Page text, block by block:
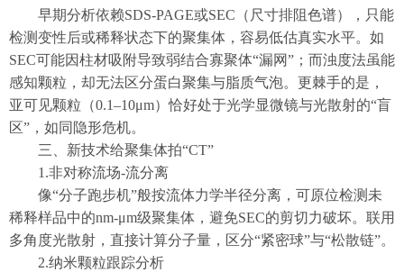
早期分析依赖SDS-PAGE或SEC（尺寸排阻色谱），只能
检测变性后或稀释状态下的聚集体，容易低估真实水平。如
SEC可能因柱材吸附导致弱结合寡聚体“漏网”；而浊度法虽能
感知颗粒，却无法区分蛋白聚集与脂质气泡。更棘手的是，
亚可见颗粒（0.1–10μm）恰好处于光学显微镜与光散射的“盲
区”，如同隐形危机。
三、新技术给聚集体拍“CT”
1.非对称流场-流分离
像“分子跑步机”般按流体力学半径分离，可原位检测未
稀释样品中的nm-μm级聚集体，避免SEC的剪切力破坏。联用
多角度光散射，直接计算分子量，区分“紧密球”与“松散链”。
2.纳米颗粒跟踪分析